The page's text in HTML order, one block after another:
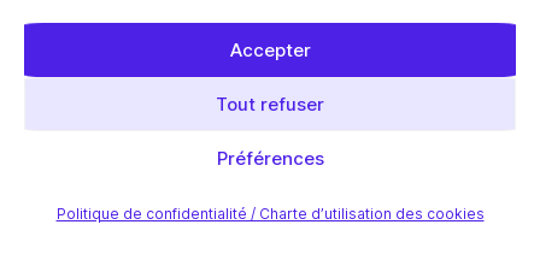
Accepter
Tout refuser
Préférences
Politique de confidentialité / Charte d’utilisation des cookies
Download "Maximiser votre référencement
WordPress avec Google Search Console"
ebook - Free PDF
Article précédent